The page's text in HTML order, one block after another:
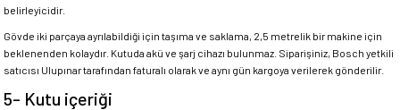
belirleyicidir.
Gövde iki parçaya ayrılabildiği için taşıma ve saklama, 2,5 metrelik bir makine için
beklenenden kolaydır. Kutuda akü ve şarj cihazı bulunmaz. Siparişiniz, Bosch yetkili
satıcısı Ulupınar tarafından faturalı olarak ve aynı gün kargoya verilerek gönderilir.
5- Kutu içeriği